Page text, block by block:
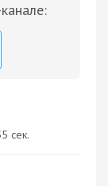
сек.